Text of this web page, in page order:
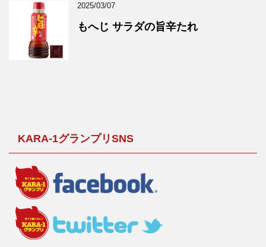
2025/03/07
もへじ サラダの旨辛たれ
KARA-1グランプリSNS